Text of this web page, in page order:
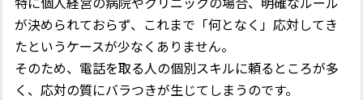
が決められておらず、これまで「何となく」応対してき
たというケースが少なくありません。
そのため、電話を取る人の個別スキルに頼るところが多
く、応対の質にバラつきが生じてしまうのです。